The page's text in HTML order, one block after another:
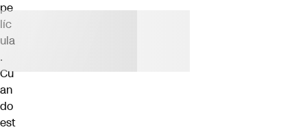
pe
líc
ula
.
Cu
an
do
est